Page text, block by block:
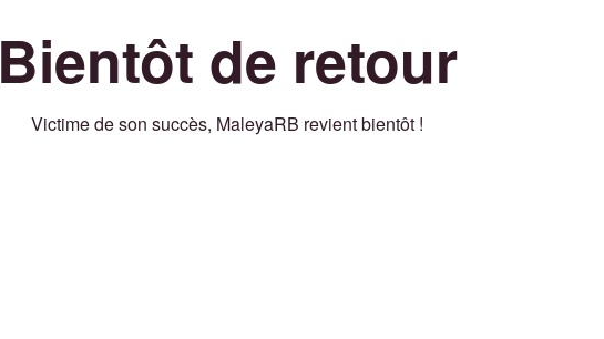
Bientôt de retour
Victime de son succès, MaleyaRB revient bientôt !